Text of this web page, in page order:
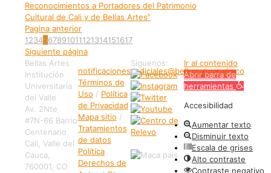
Reconocimientos a Portadores del Patrimonio
Cultural de Cali y de Bellas Artes”
Pagina anterior
1234567891011121314151617
Siguiente página
Bellas Artes
Institución
Universitaria
del Valle
Av. 2Nte
#7N-66 Barrio
Centenario
Cali, Valle del
Cauca,
760001, CO
notificaciones.judiciales@bellasartes.edu.co
Términos de
Uso / Política
de Privacidad
Mapa sitio /
Tratamientos
de datos
Política
Derechos de
Síguenos:
Ir al contenido
Abrir barra de
herramientas
Accesibilidad
Aumentar texto
Disminuir texto
Escala de grises
Alto contraste
Contraste negativo